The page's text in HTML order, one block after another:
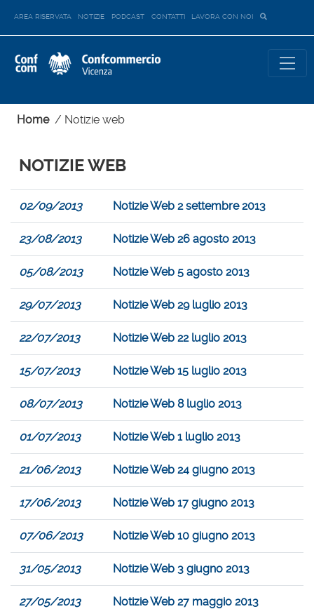
AREA RISERVATA NOTIZIE PODCAST CONTATTI LAVORA CON NOI
Home/ Notizie web
NOTIZIE WEB
02/09/2013 Notizie Web 2 settembre 2013
23/08/2013 Notizie Web 26 agosto 2013
05/08/2013 Notizie Web 5 agosto 2013
29/07/2013 Notizie Web 29 luglio 2013
22/07/2013 Notizie Web 22 luglio 2013
15/07/2013 Notizie Web 15 luglio 2013
08/07/2013 Notizie Web 8 luglio 2013
01/07/2013 Notizie Web 1 luglio 2013
21/06/2013 Notizie Web 24 giugno 2013
17/06/2013 Notizie Web 17 giugno 2013
07/06/2013 Notizie Web 10 giugno 2013
31/05/2013 Notizie Web 3 giugno 2013
27/05/2013 Notizie Web 27 maggio 2013